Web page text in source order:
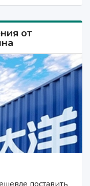
от
3 500 $
2 000 $
3 500 $